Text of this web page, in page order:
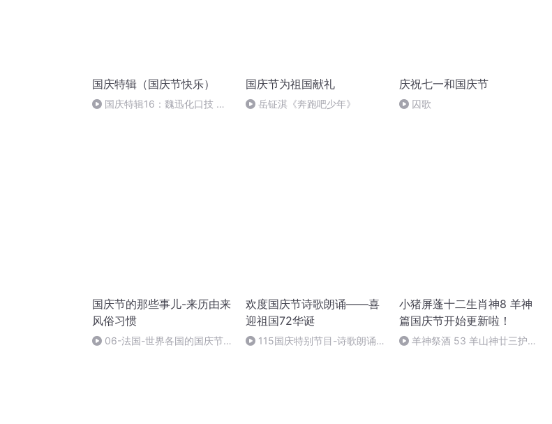
国庆特辑（国庆节快乐）
国庆特辑16：魏迅化口技 二
国庆节为祖国献礼
岳钲淇《奔跑吧少年》
庆祝七一和国庆节
囚歌
国庆节的那些事儿-来历由来
风俗习惯
06-法国-世界各国的国庆节-
欢度国庆节诗歌朗诵——喜
迎祖国72华诞
115国庆特别节目-诗歌朗诵-
小猪屏蓬十二生肖神8 羊神
篇国庆节开始更新啦！
羊神祭酒 53 羊山神廿三护祭